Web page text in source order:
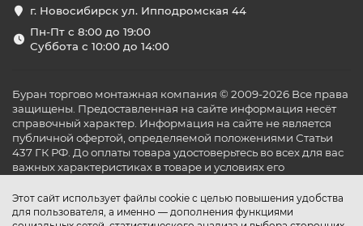
Этот сайт использует файлы cookie с целью повышения удобства
для пользователя, а именно — дополнения функциями
г. Новосибирск ул. Ипподромская 44
Пн-Пт с 8:00 до 19:00
Суббота с 10:00 до 14:00
Буран торгово монтажная компания © 2009-2026 Все права
защищены. Предоставленная на сайте информация несёт
справочный характер. Информация на сайте не является
публичной офертой, определяемой положениями Статьи
437 ГК РФ. До оплаты товара удостоверьтесь во всех для вас
важных характеристиках в товаре и условиях его